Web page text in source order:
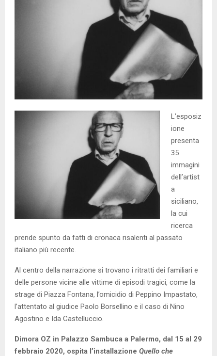
L’esposiz
ione
presenta
35
immagini
dell’artist
a
siciliano,
la cui
ricerca
prende spunto da fatti di cronaca risalenti al passato
italiano più recente.
Al centro della narrazione si trovano i ritratti dei familiari e
delle persone vicine alle vittime di episodi tragici, come la
strage di Piazza Fontana, l’omicidio di Peppino Impastato,
l’attentato al giudice Paolo Borsellino e il caso di Nino
Agostino e Ida Castelluccio.
Dimora OZ in Palazzo Sambuca a Palermo, dal 15 al 29
febbraio 2020, ospita l’installazione Quello che